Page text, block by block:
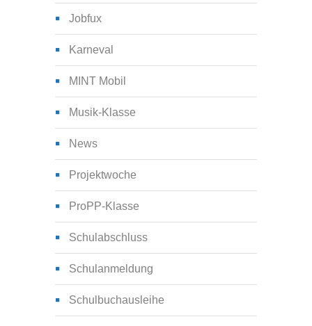
Jobfux
Karneval
MINT Mobil
Musik-Klasse
News
Projektwoche
ProPP-Klasse
Schulabschluss
Schulanmeldung
Schulbuchausleihe